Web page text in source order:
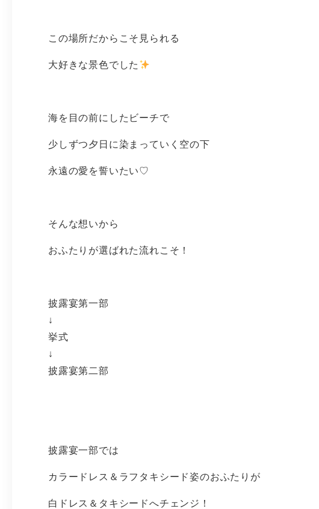
この場所だからこそ見られる
大好きな景色でした
海を目の前にしたビーチで
少しずつ夕日に染まっていく空の下
永遠の愛を誓いたい♡
そんな想いから
おふたりが選ばれた流れこそ！
披露宴第一部
↓
挙式
↓
披露宴第二部
披露宴一部では
カラードレス＆ラフタキシード姿のおふたりが
白ドレス＆タキシードへチェンジ！